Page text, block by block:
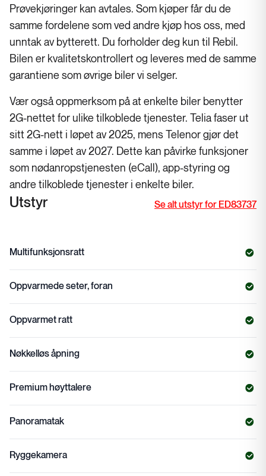
Prøvekjøringer kan avtales. Som kjøper får du de
samme fordelene som ved andre kjøp hos oss, med
unntak av bytterett. Du forholder deg kun til Rebil.
Bilen er kvalitetskontrollert og leveres med de samme
garantiene som øvrige biler vi selger.
Vær også oppmerksom på at enkelte biler benytter
2G-nettet for ulike tilkoblede tjenester. Telia faser ut
sitt 2G-nett i løpet av 2025, mens Telenor gjør det
samme i løpet av 2027. Dette kan påvirke funksjoner
som nødanropstjenesten (eCall), app-styring og
andre tilkoblede tjenester i enkelte biler.
Utstyr Se alt utstyr for ED83737
Multifunksjonsratt
Oppvarmede seter, foran
Oppvarmet ratt
Nøkkelløs åpning
Premium høyttalere
Panoramatak
Ryggekamera